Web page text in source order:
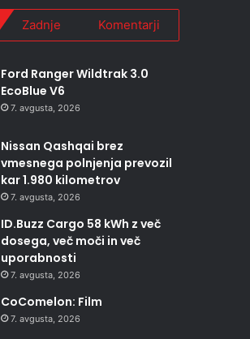
Zadnje Komentarji
Ford Ranger Wildtrak 3.0
EcoBlue V6
7. avgusta, 2026
Nissan Qashqai brez
vmesnega polnjenja prevozil
kar 1.980 kilometrov
7. avgusta, 2026
ID.Buzz Cargo 58 kWh z več
dosega, več moči in več
uporabnosti
7. avgusta, 2026
CoComelon: Film
7. avgusta, 2026